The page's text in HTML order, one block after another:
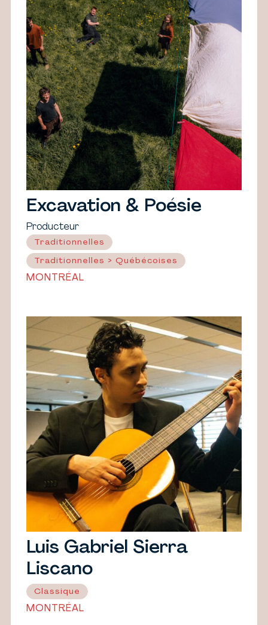
Excavation & Poésie
Producteur
Traditionnelles
Traditionnelles > Québécoises
MONTRÉAL
Luis Gabriel Sierra
Liscano
Classique
MONTRÉAL